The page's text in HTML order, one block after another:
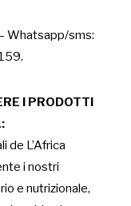
Whatsapp/sms:
I PRODOTTI
de L’Africa
i nostri
e nutrizionale,